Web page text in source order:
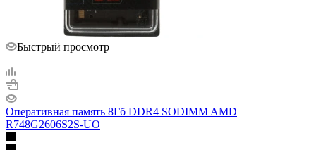
Быстрый просмотр
Оперативная память 8Гб DDR4 SODIMM AMD
R748G2606S2S-UO